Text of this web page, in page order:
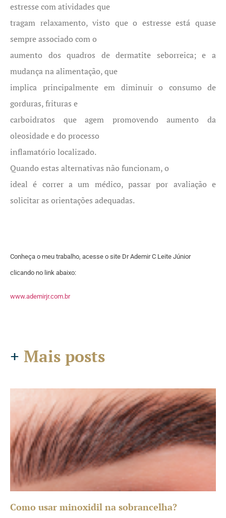
estresse com atividades que
tragam relaxamento, visto que o estresse está quase
sempre associado com o
aumento dos quadros de dermatite seborreica; e a
mudança na alimentação, que
implica principalmente em diminuir o consumo de
gorduras, frituras e
carboidratos que agem promovendo aumento da
oleosidade e do processo
inflamatório localizado.
Quando estas alternativas não funcionam, o
ideal é correr a um médico, passar por avaliação e
solicitar as orientações adequadas.
Conheça o meu trabalho, acesse o site Dr Ademir C Leite Júnior
clicando no link abaixo:
www.ademirjr.com.br
+ Mais posts
Como usar minoxidil na sobrancelha?